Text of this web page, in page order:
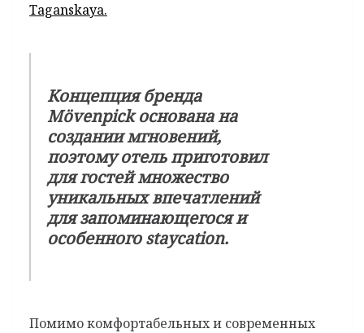
Taganskaya.
Концепция бренда
Mövenpick основана на
создании мгновений,
поэтому отель приготовил
для гостей множество
уникальных впечатлений
для запоминающегося и
особенного staycation.
Помимо комфортабельных и современных